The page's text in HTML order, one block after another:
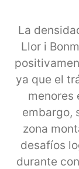
La
Llor i
ya que el
menores
embargo,
zona
desafíos
durante